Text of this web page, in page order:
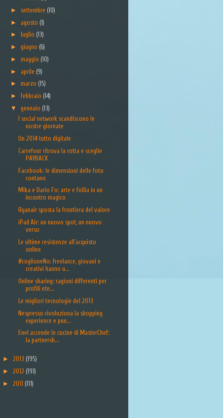
► settembre (10)
► agosto (1)
►
luglio (13)
► giugno (6)
► maggio (10)
► aprile (9)
► marzo (15)
► febbraio (14)
▼ gennaio (13)
I social network scandiscono le
nostre giornate
Un 2014 tutto digitale
Carrefour ritrova la rotta e sceglie
PAYBACK
Facebook: le dimensioni delle foto
contano
Mika e Dario Fo: arte e follia in un
incontro magico
Ryanair sposta la frontiera del valore
iPad Air: un nuovo spot, un nuovo
verso
Le ultime resistenze all'acquisto
online
#coglioneNo: freelance, giovani e
creativi hanno u...
Online sharing: ragioni differenti per
profili ete...
Le migliori tecnologie del 2013
Nespresso rivoluziona la shopping
experience e pun...
Enel accende le cucine di MasterChef:
la partnersh...
► 2013 (195)
► 2012 (191)
► 2011 (111)